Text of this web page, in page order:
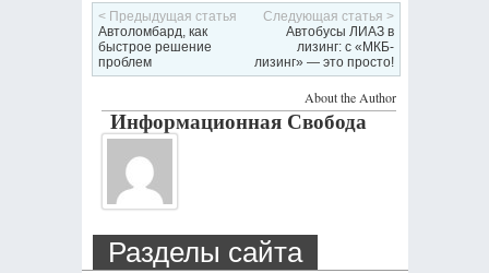
< Предыдущая статья
Автоломбард, как
быстрое решение
проблем
Следующая статья >
Автобусы ЛИАЗ в
лизинг: с «МКБ-
лизинг» — это просто!
About the Author
Информационная Свобода
Разделы сайта